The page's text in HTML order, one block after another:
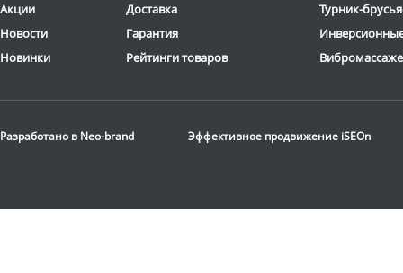
Акции
Новости
Новинки
Доставка
Гарантия
Рейтинги товаров
Турник-
Разработано в Neo-brand Эффективное продвижение iSEOn